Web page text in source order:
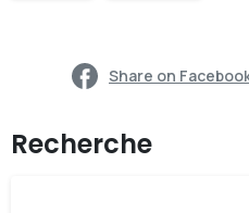
Share on
Recherche